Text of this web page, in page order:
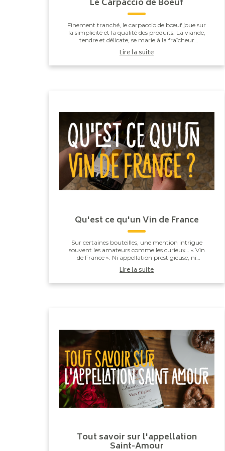
Le Carpaccio de Boeuf
Finement tranché, le carpaccio de bœuf joue sur
la simplicité et la qualité des produits. La viande,
tendre et délicate, se marie à la fraîcheur
légèrement poivrée de la roquette, à la vivacité
d...
Lire la suite
Qu'est ce qu'un Vin de France
Sur certaines bouteilles, une mention intrigue
souvent les amateurs comme les curieux… « Vin
de France ». Ni appellation prestigieuse, ni
occupe u...
Lire la suite
Tout savoir sur l'appellation
Saint-Amour